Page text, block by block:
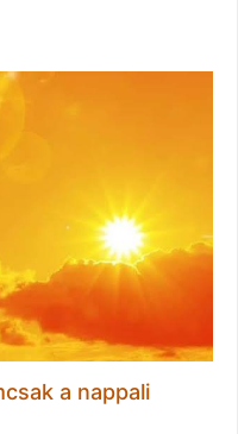
a nappali